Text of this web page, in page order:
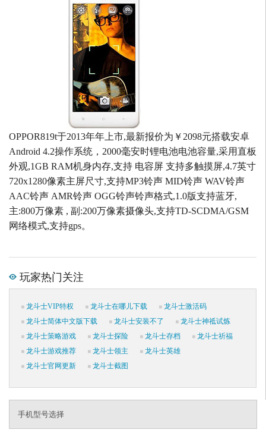
OPPOR819t于2013年年上市,最新报价为￥2098元搭载安卓
Android 4.2操作系统，2000毫安时锂电池电池容量,采用直板
外观,1GB RAM机身内存,支持 电容屏 支持多触摸屏,4.7英寸
720x1280像素主屏尺寸,支持MP3铃声 MID铃声 WAV铃声
AAC铃声 AMR铃声 OGG铃声铃声格式,1.0版支持蓝牙,
主:800万像素 , 副:200万像素摄像头,支持TD-SCDMA/GSM
网络模式,支持gps。
玩家热门关注
龙斗士VIP特权 龙斗士在哪儿下载
龙斗士激活码
龙斗士简体中文版下载
龙斗士安装不了
龙斗士神祗试炼
龙斗士策略游戏
龙斗士探险 龙斗士存档
龙斗士祈福
龙斗士游戏推荐
龙斗士领主
龙斗士英雄
龙斗士官网更新
龙斗士截图
手机型号选择